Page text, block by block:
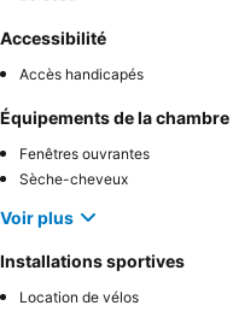
Accessibilité
Accès handicapés
Équipements de la chambre
Fenêtres ouvrantes
Sèche-cheveux
Voir plus
Installations sportives
Location de vélos